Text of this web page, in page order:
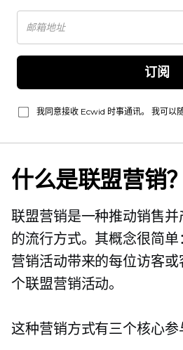
订阅
我同意接收 Ecwid 时事通讯。 我可以随
什么是联盟营销？
联盟营销是一种推动销售
的流行方式。其概念很简
营销活动带来的每位访客
个联盟营销活动。
这种营销方式有三个核心参